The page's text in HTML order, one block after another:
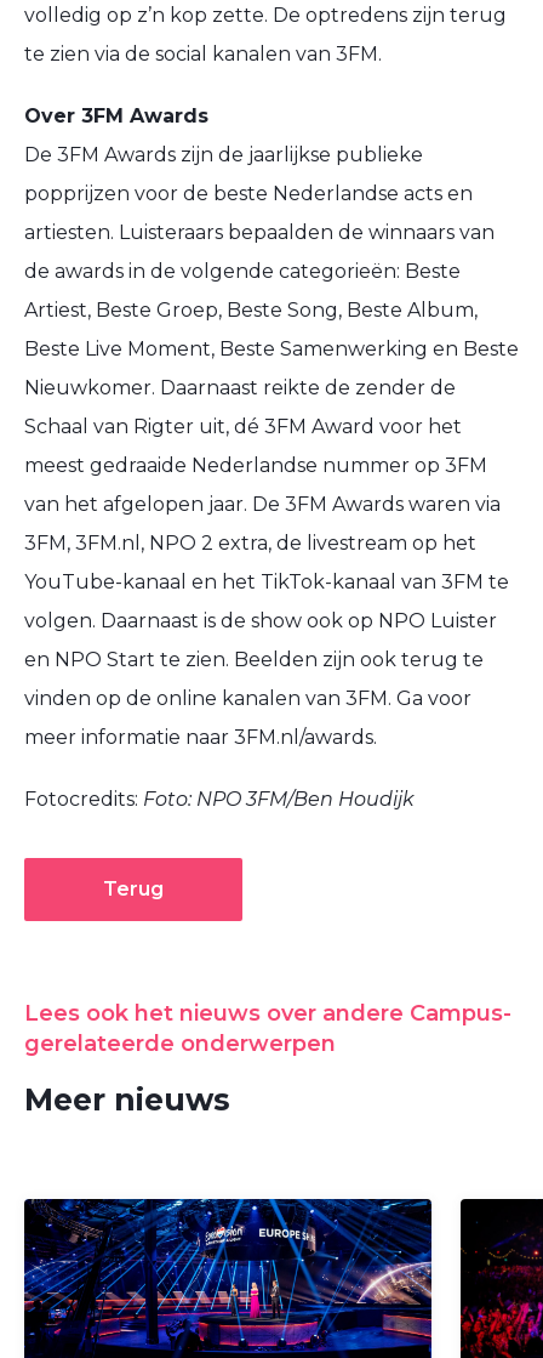
volledig op z’n kop zette. De optredens zijn terug
te zien via de social kanalen van 3FM.
Over 3FM Awards
De 3FM Awards zijn de jaarlijkse publieke
popprijzen voor de beste Nederlandse acts en
artiesten. Luisteraars bepaalden de winnaars van
de awards in de volgende categorieën: Beste
Artiest, Beste Groep, Beste Song, Beste Album,
Beste Live Moment, Beste Samenwerking en Beste
Nieuwkomer. Daarnaast reikte de zender de
Schaal van Rigter uit, dé 3FM Award voor het
meest gedraaide Nederlandse nummer op 3FM
van het afgelopen jaar. De 3FM Awards waren via
3FM, 3FM.nl, NPO 2 extra, de livestream op het
YouTube-kanaal en het TikTok-kanaal van 3FM te
volgen. Daarnaast is de show ook op NPO Luister
en NPO Start te zien. Beelden zijn ook terug te
vinden op de online kanalen van 3FM. Ga voor
meer informatie naar 3FM.nl/awards.
Fotocredits: Foto: NPO 3FM/Ben Houdijk
Terug
Lees ook het nieuws over andere Campus-
gerelateerde onderwerpen
Meer nieuws